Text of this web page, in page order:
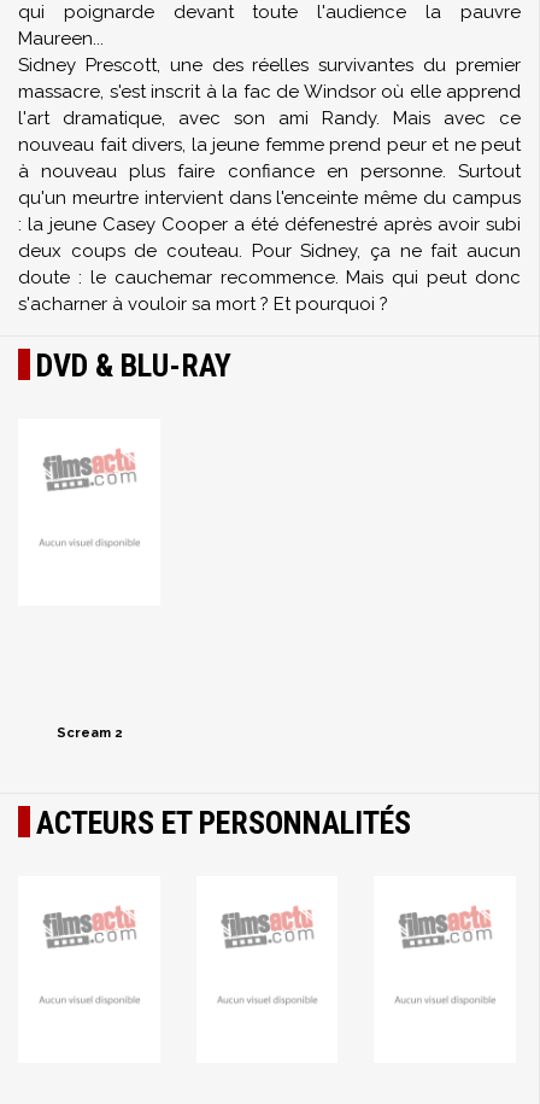
qui poignarde devant toute l'audience la pauvre
Maureen...
Sidney Prescott, une des réelles survivantes du premier
massacre, s'est inscrit à la fac de Windsor où elle apprend
l'art dramatique, avec son ami Randy. Mais avec ce
nouveau fait divers, la jeune femme prend peur et ne peut
à nouveau plus faire confiance en personne. Surtout
qu'un meurtre intervient dans l'enceinte même du campus
: la jeune Casey Cooper a été défenestré après avoir subi
deux coups de couteau. Pour Sidney, ça ne fait aucun
doute : le cauchemar recommence. Mais qui peut donc
s'acharner à vouloir sa mort ? Et pourquoi ?
DVD & BLU-RAY
Scream 2
ACTEURS ET PERSONNALITÉS